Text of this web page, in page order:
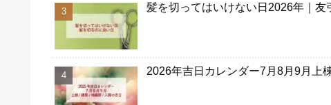
髪を切ってはいけない日2026年｜
2026年吉日カレンダー7月8月9月上